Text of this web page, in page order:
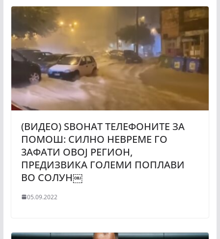
(ВИДЕО) ЅВОНАТ ТЕЛЕФОНИТЕ ЗА
ПOМОШ: СИЛНО НЕВРЕМЕ ГО
3АФАТИ ОВОЈ РЕГИОН,
ПРЕДИЗВИКА ГОЛЕМИ ПОПЛАВИ
ВО СОЛУН￼
05.09.2022